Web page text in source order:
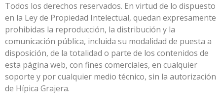
Todos los derechos reservados. En virtud de lo dispuesto
en la Ley de Propiedad Intelectual, quedan expresamente
prohibidas la reproducción, la distribución y la
comunicación pública, incluida su modalidad de puesta a
disposición, de la totalidad o parte de los contenidos de
esta página web, con fines comerciales, en cualquier
soporte y por cualquier medio técnico, sin la autorización
de Hípica Grajera.